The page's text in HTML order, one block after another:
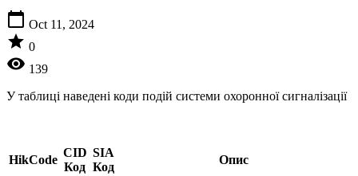
calendar_today Oct 11, 2024
star 0
visibility 139
У таблиці наведені коди подій системи охоронної сигналізації
HikCode
CID
Код
SIA
Код
Опис